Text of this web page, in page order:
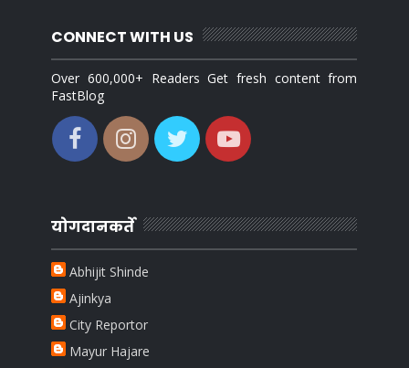
CONNECT WITH US
Over 600,000+ Readers Get fresh content from
FastBlog
योगदानकर्ते
Abhijit Shinde
Ajinkya
City Reportor
Mayur Hajare